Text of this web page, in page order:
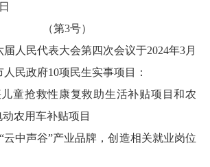
（第3号）
人民代表大会第四次会议于2024年3月
民政府10项民生实事项目：
童抢救性康复救助生活补贴项目和农
农用车补贴项目
云中声谷”产业品牌，创造相关就业岗位